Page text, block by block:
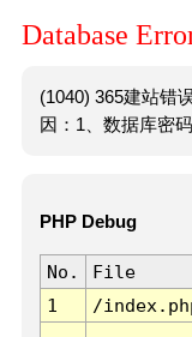
Database
(1040) 365建站错
因：1、数据库密
PHP Debug
No. File
1
/